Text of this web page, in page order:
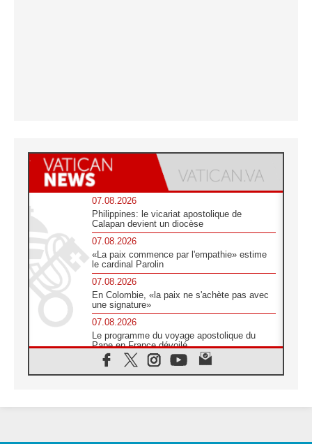
07.08.2026
Philippines: le vicariat apostolique de
Calapan devient un diocèse
07.08.2026
«La paix commence par l'empathie» estime
le cardinal Parolin
07.08.2026
En Colombie, «la paix ne s'achète pas avec
une signature»
07.08.2026
Le programme du voyage apostolique du
Pape en France dévoilé
07.08.2026
1ère Conférence continentale sur l'éducation